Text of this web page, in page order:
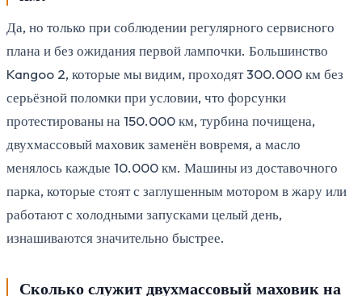
Да, но только при соблюдении регулярного сервисного
плана и без ожидания первой лампочки. Большинство
Kangoo 2, которые мы видим, проходят 300.000 км без
серьёзной поломки при условии, что форсунки
протестированы на 150.000 км, турбина почищена,
двухмассовый маховик заменён вовремя, а масло
менялось каждые 10.000 км. Машины из доставочного
парка, которые стоят с заглушенным мотором в жару или
работают с холодными запусками целый день,
изнашиваются значительно быстрее.
Сколько служит двухмассовый маховик на